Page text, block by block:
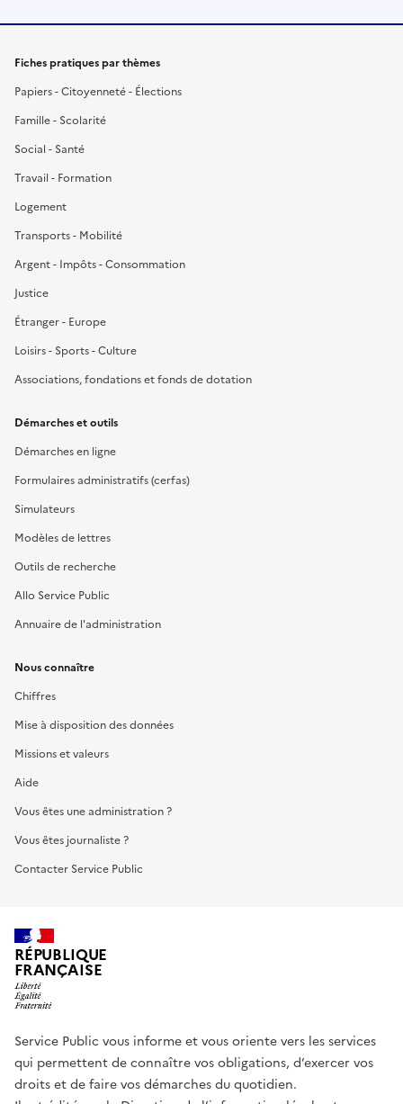
Fiches pratiques par thèmes
Papiers - Citoyenneté - Élections
Famille - Scolarité
Social - Santé
Travail - Formation
Logement
Transports - Mobilité
Argent - Impôts - Consommation
Justice
Étranger - Europe
Loisirs - Sports - Culture
Associations, fondations et fonds de dotation
Démarches et outils
Démarches en ligne
Formulaires administratifs (cerfas)
Simulateurs
Modèles de lettres
Outils de recherche
Allo Service Public
Annuaire de l'administration
Nous connaître
Chiffres
Mise à disposition des données
Missions et valeurs
Aide
Vous êtes une administration ?
Vous êtes journaliste ?
Contacter Service Public
RÉPUBLIQUE
FRANÇAISE
Service Public vous informe et vous oriente vers les services
qui permettent de connaître vos obligations, d’exercer vos
droits et de faire vos démarches du quotidien.